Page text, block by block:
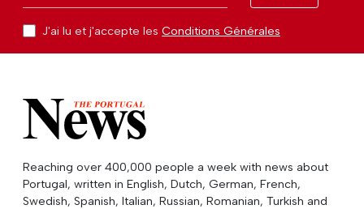
J'ai lu et j'accepte les Conditions Générales
Reaching over 400,000 people a week with news about
Portugal, written in English, Dutch, German, French,
Swedish, Spanish, Italian, Russian, Romanian, Turkish and